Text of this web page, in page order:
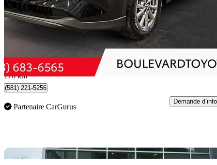
Québec, QC
176 km
(581) 221-5256
Partenaire CarGurus
Demande d’info